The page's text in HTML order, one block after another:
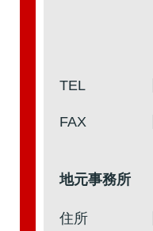
本人出席 代
TEL
FAX
地元事務所
住所